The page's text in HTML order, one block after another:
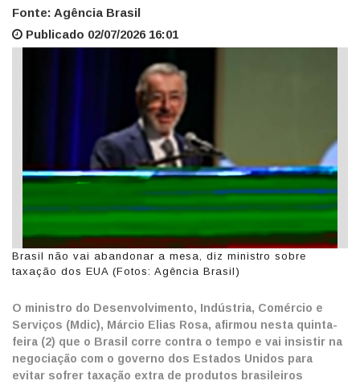
Fonte: Agência Brasil
Publicado 02/07/2026 16:01
Brasil não vai abandonar a mesa, diz ministro sobre
taxação dos EUA (Fotos: Agência Brasil)
O ministro do Desenvolvimento, Indústria, Comércio e
Serviços (Mdic), Márcio Elias Rosa, afirmou nesta quinta-
feira (2) que o Brasil corre contra o tempo e vai insistir na
negociação com o governo dos Estados Unidos para
evitar sofrer taxação extra de produtos brasileiros